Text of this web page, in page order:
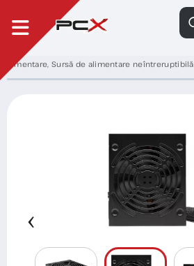
alimentare, Sursă de alimentare neîntreruptibilă